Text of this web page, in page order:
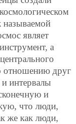
называемой
являет
а
отношению друг
интервалы
и
что люди,
же как люди,